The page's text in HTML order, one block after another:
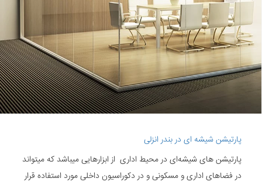
پارتیشن شیشه ای در بندر انزلی
پارتیشن های شیشه‌ای در محیط اداری از ابزارهایی میباشد که میتواند
در فضاهای اداری و مسکونی و در دکوراسیون داخلی مورد استفاده قرار